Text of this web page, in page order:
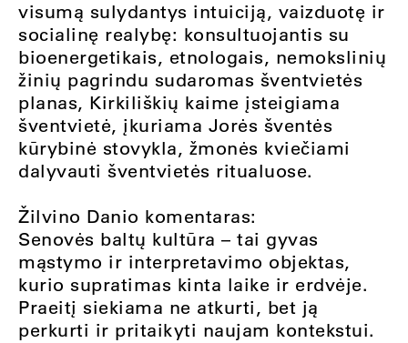
visumą sulydantys intuiciją, vaizduotę ir
socialinę realybę: konsultuojantis su
bioenergetikais, etnologais, nemokslinių
žinių pagrindu sudaromas šventvietės
planas, Kirkiliškių kaime įsteigiama
šventvietė, įkuriama Jorės šventės
kūrybinė stovykla, žmonės kviečiami
dalyvauti šventvietės ritualuose.
Žilvino Danio komentaras:
Senovės baltų kultūra – tai gyvas
mąstymo ir interpretavimo objektas,
kurio supratimas kinta laike ir erdvėje.
Praeitį siekiama ne atkurti, bet ją
perkurti ir pritaikyti naujam kontekstui.